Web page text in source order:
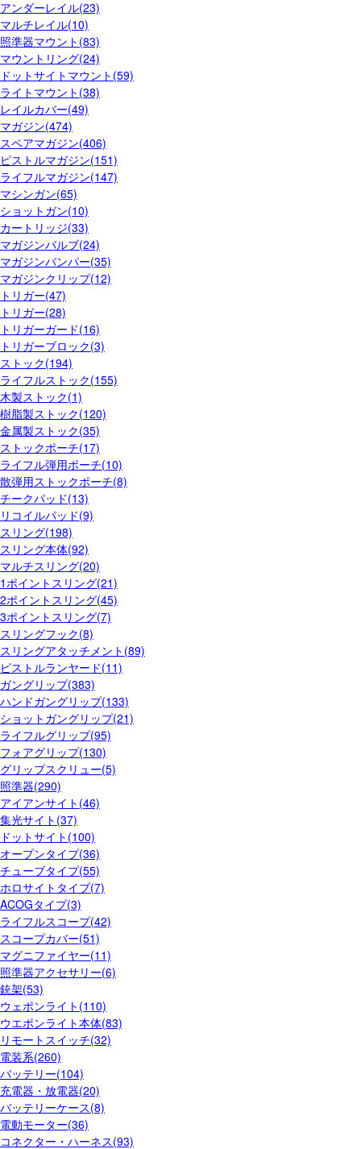
アンダーレイル(23)
マルチレイル(10)
照準器マウント(83)
マウントリング(24)
ドットサイトマウント(59)
ライトマウント(38)
レイルカバー(49)
マガジン(474)
スペアマガジン(406)
ピストルマガジン(151)
ライフルマガジン(147)
マシンガン(65)
ショットガン(10)
カートリッジ(33)
マガジンバルブ(24)
マガジンバンパー(35)
マガジンクリップ(12)
トリガー(47)
トリガー(28)
トリガーガード(16)
トリガーブロック(3)
ストック(194)
ライフルストック(155)
木製ストック(1)
樹脂製ストック(120)
金属製ストック(35)
ストックポーチ(17)
ライフル弾用ポーチ(10)
散弾用ストックポーチ(8)
チークパッド(13)
リコイルパッド(9)
スリング(198)
スリング本体(92)
マルチスリング(20)
1ポイントスリング(21)
2ポイントスリング(45)
3ポイントスリング(7)
スリングフック(8)
スリングアタッチメント(89)
ピストルランヤード(11)
ガングリップ(383)
ハンドガングリップ(133)
ショットガングリップ(21)
ライフルグリップ(95)
フォアグリップ(130)
グリップスクリュー(5)
照準器(290)
アイアンサイト(46)
集光サイト(37)
ドットサイト(100)
オープンタイプ(36)
チューブタイプ(55)
ホロサイトタイプ(7)
ACOGタイプ(3)
ライフルスコープ(42)
スコープカバー(51)
マグニファイヤー(11)
照準器アクセサリー(6)
銃架(53)
ウェポンライト(110)
ウエポンライト本体(83)
リモートスイッチ(32)
電装系(260)
バッテリー(104)
充電器・放電器(20)
バッテリーケース(8)
電動モーター(36)
コネクター・ハーネス(93)